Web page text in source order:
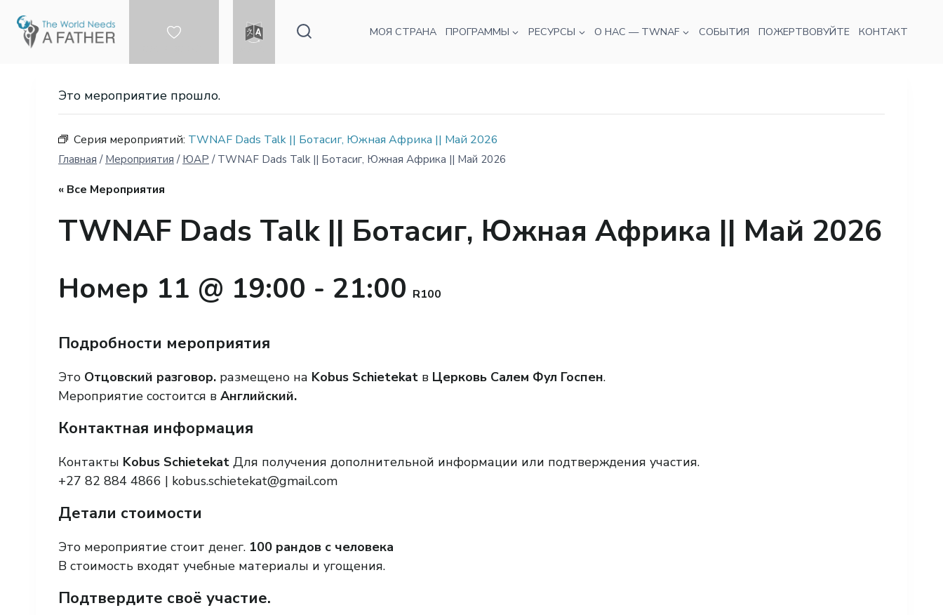
контенту
МОЯ СТРАНА ПРОГРАММЫ РЕСУРСЫ О НАС — TWNAF СОБЫТИЯ ПОЖЕРТВОВУЙТЕ КОНТАКТ
Это мероприятие прошло.
Серия мероприятий: TWNAF Dads Talk || Ботасиг, Южная Африка || Май 2026
Главная / Мероприятия / ЮАР / TWNAF Dads Talk || Ботасиг, Южная Африка || Май 2026
« Все Мероприятия
TWNAF Dads Talk || Ботасиг, Южная Африка || Май 2026
Номер 11 @ 19:00 - 21:00 R100
Подробности мероприятия
Это Отцовский разговор. размещено на Kobus Schietekat в Церковь Салем Фул Госпен.
Мероприятие состоится в Английский.
Контактная информация
Контакты Kobus Schietekat Для получения дополнительной информации или подтверждения участия.
+27 82 884 4866 | kobus.schietekat@gmail.com
Детали стоимости
Это мероприятие стоит денег. 100 рандов с человека
В стоимость входят учебные материалы и угощения.
Подтвердите своё участие.